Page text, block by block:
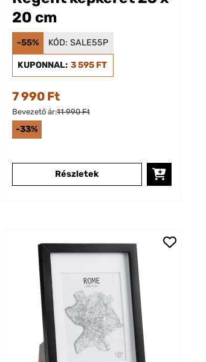
20 cm
-55% KÓD: SALE55P
KUPONNAL: 3 595 FT
7 990 Ft
Bevezető ár:11 990 Ft
-33%
Részletek